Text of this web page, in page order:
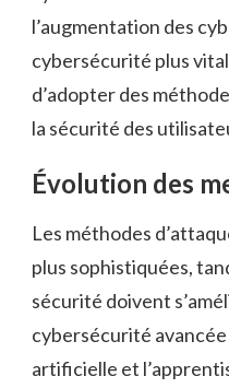
l’augmentation des
cybersécurité plus
d’adopter des
la sécurité des
Évolution des
Les méthodes
plus sophistiquées,
sécurité doivent
cybersécurité
artificielle et